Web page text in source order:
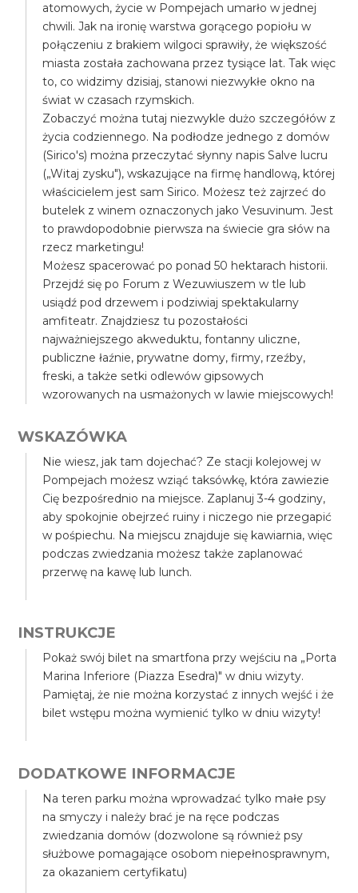
atomowych, życie w Pompejach umarło w jednej
chwili. Jak na ironię warstwa gorącego popiołu w
połączeniu z brakiem wilgoci sprawiły, że większość
miasta została zachowana przez tysiące lat. Tak więc
to, co widzimy dzisiaj, stanowi niezwykłe okno na
świat w czasach rzymskich.
Zobaczyć można tutaj niezwykle dużo szczegółów z
życia codziennego. Na podłodze jednego z domów
(Sirico's) można przeczytać słynny napis Salve lucru
(„Witaj zysku"), wskazujące na firmę handlową, której
właścicielem jest sam Sirico. Możesz też zajrzeć do
butelek z winem oznaczonych jako Vesuvinum. Jest
to prawdopodobnie pierwsza na świecie gra słów na
rzecz marketingu!
Możesz spacerować po ponad 50 hektarach historii.
Przejdź się po Forum z Wezuwiuszem w tle lub
usiądź pod drzewem i podziwiaj spektakularny
amfiteatr. Znajdziesz tu pozostałości
najważniejszego akweduktu, fontanny uliczne,
publiczne łaźnie, prywatne domy, firmy, rzeźby,
freski, a także setki odlewów gipsowych
wzorowanych na usmażonych w lawie miejscowych!
WSKAZÓWKA
Nie wiesz, jak tam dojechać? Ze stacji kolejowej w
Pompejach możesz wziąć taksówkę, która zawiezie
Cię bezpośrednio na miejsce. Zaplanuj 3-4 godziny,
aby spokojnie obejrzeć ruiny i niczego nie przegapić
w pośpiechu. Na miejscu znajduje się kawiarnia, więc
podczas zwiedzania możesz także zaplanować
przerwę na kawę lub lunch.
INSTRUKCJE
Pokaż swój bilet na smartfona przy wejściu na „Porta
Marina Inferiore (Piazza Esedra)" w dniu wizyty.
Pamiętaj, że nie można korzystać z innych wejść i że
bilet wstępu można wymienić tylko w dniu wizyty!
DODATKOWE INFORMACJE
Na teren parku można wprowadzać tylko małe psy
na smyczy i należy brać je na ręce podczas
zwiedzania domów (dozwolone są również psy
służbowe pomagające osobom niepełnosprawnym,
za okazaniem certyfikatu)